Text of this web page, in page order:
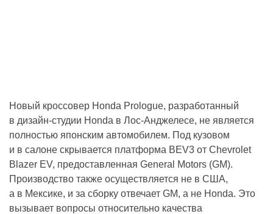
Новый кроссовер Honda Prologue, разработанный
в дизайн-студии Honda в Лос-Анджелесе, не является
полностью японским автомобилем. Под кузовом
и в салоне скрывается платформа BEV3 от Chevrolet
Blazer EV, предоставленная General Motors (GM).
Производство также осуществляется не в США,
а в Мексике, и за сборку отвечает GM, а не Honda. Это
вызывает вопросы относительно качества